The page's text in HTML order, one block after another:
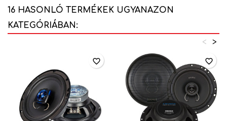
16 HASONLÓ TERMÉKEK UGYANAZON
KATEGÓRIÁBAN:
>
<
favorite_border favorite_border